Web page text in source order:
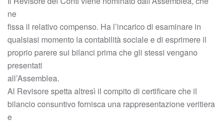
ne
fissa il relativo compenso. Ha l’incarico di esaminare in
qualsiasi momento la contabilità sociale e di esprimere il
proprio parere sui bilanci prima che gli stessi vengano
presentati
all’Assemblea.
Al Revisore spetta altresì il compito di certificare che il
bilancio consuntivo fornisca una rappresentazione veritiera
e